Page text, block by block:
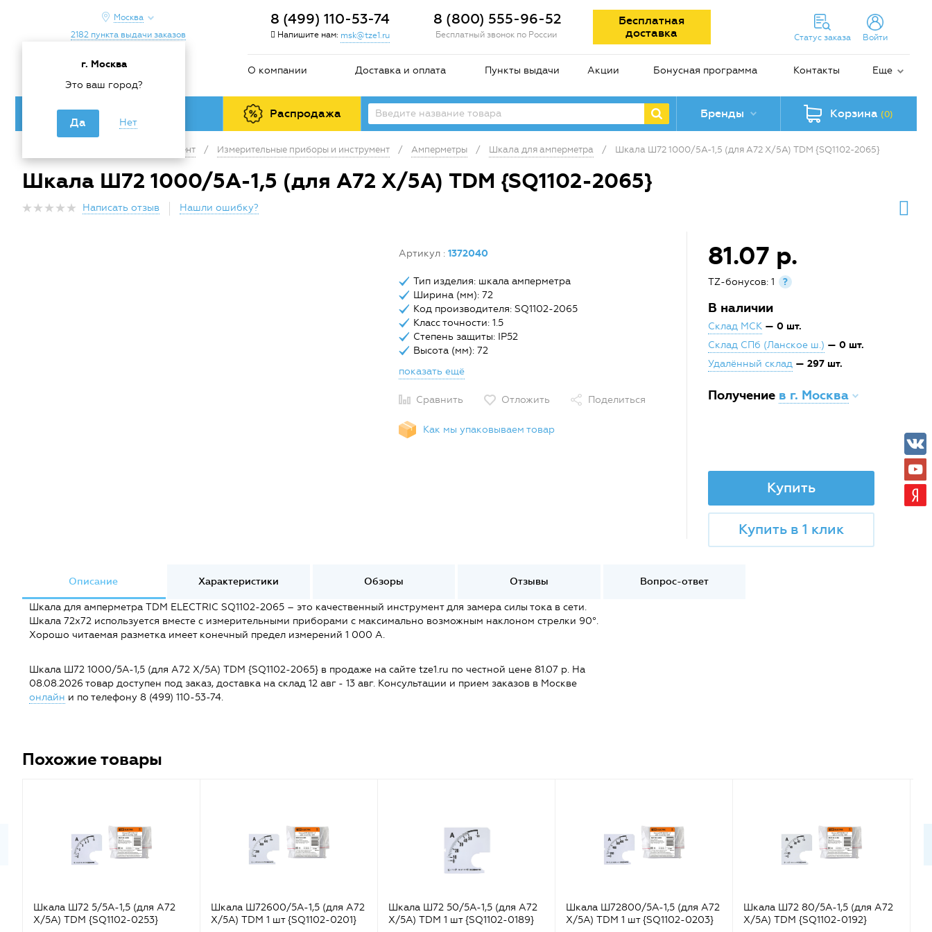
Москва
г. Москва
Это ваш город?
Да Нет
2182 пункта выдачи заказов
8 (499) 110-53-74
Напишите нам: msk@tze1.ru
8 (800) 555-96-52
Бесплатный звонок по России
Бесплатная
доставка
Статус заказа Войти
О компании Доставка и оплата Пункты выдачи Акции Бонусная программа Контакты Еще
Каталог товаров Распродажа Бренды Корзина (0)
Инструмент / Измерительные приборы и инструмент / Амперметры / Шкала для амперметра / Шкала Ш72 1000/5А-1,5 (для А72 Х/5А) TDM {SQ1102-2065}
Шкала Ш72 1000/5А-1,5 (для А72 Х/5А) TDM {SQ1102-2065}
Написать отзыв Нашли ошибку?
Артикул : 1372040
Тип изделия: шкала амперметра
Ширина (мм): 72
Код производителя: SQ1102-2065
Класс точности: 1.5
Степень защиты: IP52
Высота (мм): 72
показать ещё
Сравнить Отложить Поделиться
Как мы упаковываем товар
81.07 р.
TZ-бонусов: 1 ?
В наличии
Склад МСК — 0 шт.
Склад СПб (Ланское ш.) — 0 шт.
Удалённый склад — 297 шт.
Получение в г. Москва
Купить
Купить в 1 клик
Описание Характеристики Обзоры Отзывы Вопрос-ответ
Шкала для амперметра TDM ELECTRIC SQ1102-2065 – это качественный инструмент для замера силы тока в сети.
Шкала 72х72 используется вместе с измерительными приборами с максимально возможным наклоном стрелки 90°.
Хорошо читаемая разметка имеет конечный предел измерений 1 000 А.
Шкала Ш72 1000/5А-1,5 (для А72 Х/5А) TDM {SQ1102-2065} в продаже на сайте tze1.ru по честной цене 81.07 р. На
08.08.2026 товар доступен под заказ, доставка на склад 12 авг - 13 авг. Консультации и прием заказов в Москве
онлайн и по телефону 8 (499) 110-53-74.
Похожие товары
Шкала Ш72 5/5А-1,5 (для А72
Х/5А) TDM {SQ1102-0253}
Шкала Ш72600/5А-1,5 (для А72
Х/5А) TDM 1 шт {SQ1102-0201}
Шкала Ш72 50/5А-1,5 (для А72
Х/5А) TDM 1 шт {SQ1102-0189}
Шкала Ш72800/5А-1,5 (для А72
Х/5А) TDM 1 шт {SQ1102-0203}
Шкала Ш72 80/5А-1,5 (для А72
Х/5А) TDM {SQ1102-0192}